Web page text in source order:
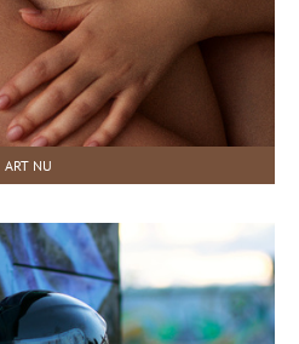
ART NU